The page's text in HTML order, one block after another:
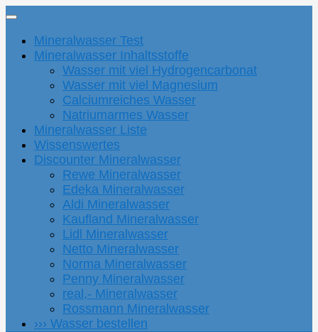
Mineralwasser Test
Mineralwasser Inhaltsstoffe
Wasser mit viel Hydrogencarbonat
Wasser mit viel Magnesium
Calciumreiches Wasser
Natriumarmes Wasser
Mineralwasser Liste
Wissenswertes
Discounter Mineralwasser
Rewe Mineralwasser
Edeka Mineralwasser
Aldi Mineralwasser
Kaufland Mineralwasser
Lidl Mineralwasser
Netto Mineralwasser
Norma Mineralwasser
Penny Mineralwasser
real,- Mineralwasser
Rossmann Mineralwasser
››› Wasser bestellen